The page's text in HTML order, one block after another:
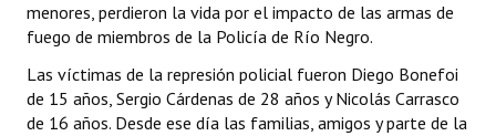
Antiguos Pobladores
Noticias Destacadas
Registros y Distinciones
menores, perdieron la vida por el impacto de las armas de
fuego de miembros de la Policía de Río Negro.
Las víctimas de la represión policial fueron Diego Bonefoi
de 15 años, Sergio Cárdenas de 28 años y Nicolás Carrasco
de 16 años. Desde ese día las familias, amigos y parte de la